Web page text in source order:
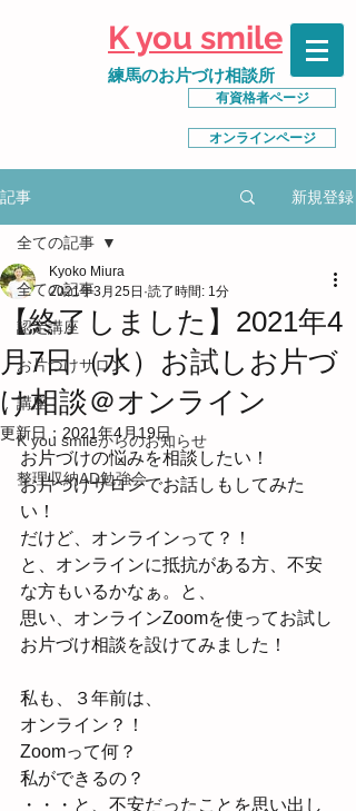
K you smile
練馬のお片づけ相談所
有資格者ページ
オンラインページ
記事 新規登録
全ての記事
認定講座
お片づけサロン
講座
K you smileからのお知らせ
整理収納AD勉強会
全ての記事
【終了しました】2021年4
月7日（水）お試しお片づ
け相談＠オンライン
Kyoko Miura
2021年3月25日 読了時間: 1分
更新日： 2021年4月19日
お片づけの悩みを相談したい！
お片づけサロンでお話しもしてみた
い！
だけど、オンラインって？！
と、オンラインに抵抗がある方、不安
な方もいるかなぁ。と、
思い、オンラインZoomを使ってお試し
お片づけ相談を設けてみました！
私も、３年前は、
オンライン？！
Zoomって何？
私ができるの？
・・・と、不安だったことを思い出し